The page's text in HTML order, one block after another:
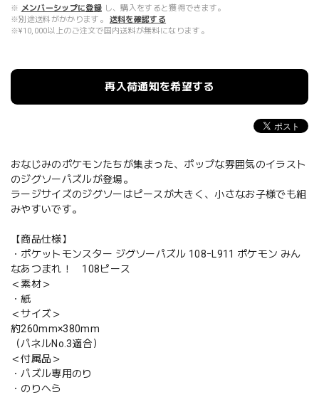
※ メンバーシップに登録 し、購入をすると獲得できます。
※別途送料がかかります。
送料を確認する
※¥10,000以上のご注文で国内送料が無料になります。
再入荷通知を希望する
おなじみのポケモンたちが集まった、ポップな雰囲気のイラスト
のジグソーパズルが登場。
ラージサイズのジグソーはピースが大きく、小さなお子様でも組
みやすいです。
【商品仕様】
・ポケットモンスター ジグソーパズル 108ｰL911 ポケモン みん
なあつまれ！ 108ピース
＜素材＞
・紙
＜サイズ＞
約260mm×380mm
（パネルNo.3適合）
＜付属品＞
・パズル専用のり
・のりへら